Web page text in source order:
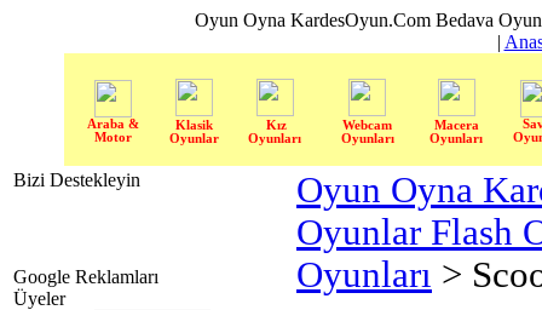
Oyun Oyna KardesOyun.Com Bedava
|
Araba &
Motor
Klasik
Oyunlar
Kız
Oyunları
Webcam
Oyunları
Macera
Oyunları
Bizi Destekleyin
Google Reklamları
Üyeler
Oyun Oyna
Oyunlar Flash
Oyunları >